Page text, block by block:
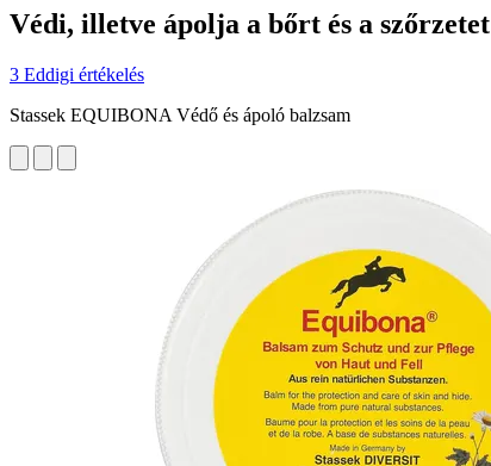
Védi, illetve ápolja a bőrt és a szőrzetet
3 Eddigi értékelés
Stassek EQUIBONA Védő és ápoló balzsam